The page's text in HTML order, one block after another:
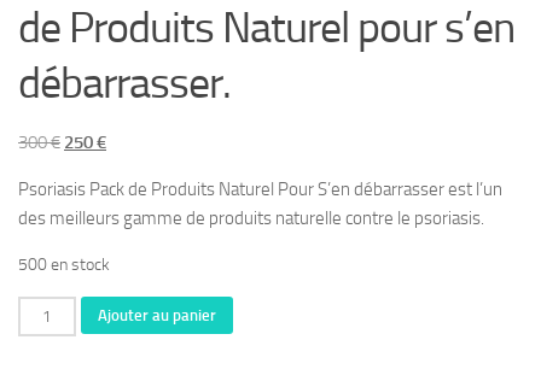
de Produits Naturel pour s’en
débarrasser.
300€ Le
initial
était :
300 €.
250€Le
actuel
est :
250 €.
Psoriasis Pack de Produits Naturel Pour S’en débarrasser est l’un
des meilleurs gamme de produits naturelle contre le psoriasis.
500 en stock
quantité
de
Ajouter au panier